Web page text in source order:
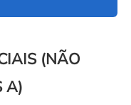
(NÃO
A)